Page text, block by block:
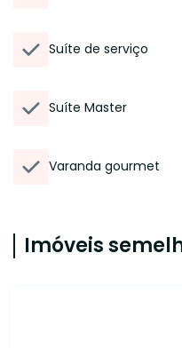
Suíte de serviço
Suíte Master
Varanda gourmet
Imóveis